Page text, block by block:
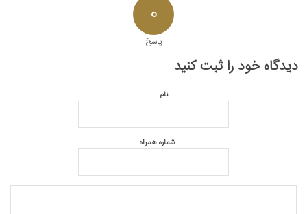
0
پاسخ
دیدگاه خود را ثبت کنید
نام
شماره همراه